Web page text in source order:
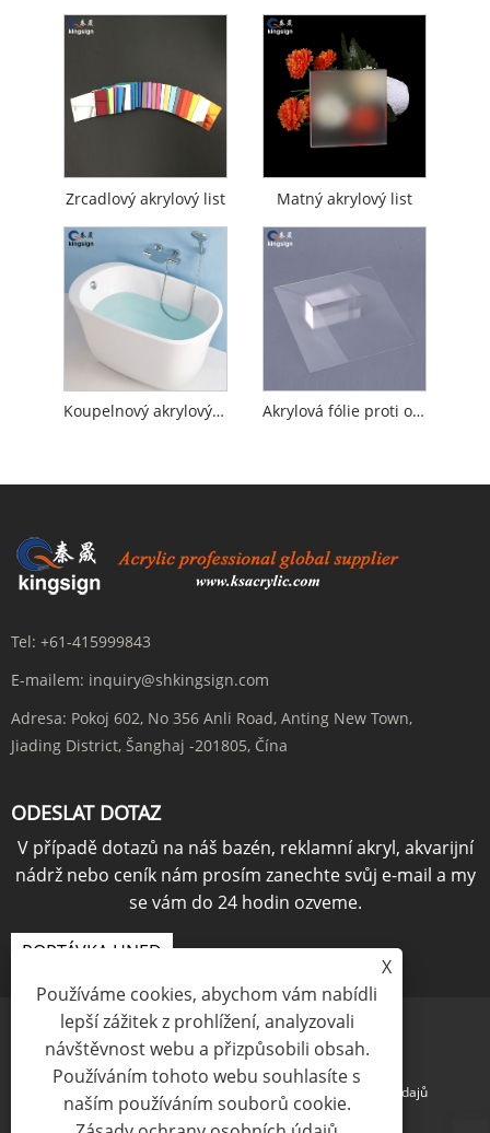
Zrcadlový akrylový list Matný akrylový list
Koupelnový akrylový plech Akrylová fólie proti oslnění
Tel: +61-415999843
E-mailem: inquiry@shkingsign.com
Adresa: Pokoj 602, No 356 Anli Road, Anting New Town,
Jiading District, Šanghaj -201805, Čína
ODESLAT DOTAZ
V případě dotazů na náš bazén, reklamní akryl, akvarijní
nádrž nebo ceník nám prosím zanechte svůj e-mail a my
se vám do 24 hodin ozveme.
POPTÁVKA HNED
Links Sitemap RSS Zásady ochrany osobních údajů
X
Používáme cookies, abychom vám nabídli
lepší zážitek z prohlížení, analyzovali
návštěvnost webu a přizpůsobili obsah.
Používáním tohoto webu souhlasíte s
naším používáním souborů cookie.